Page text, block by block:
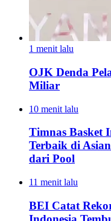
1 menit lalu
OJK Denda
Miliar
10 menit lalu
Timnas Basket
Terbaik di
dari Pool
11 menit lalu
BEI Catat